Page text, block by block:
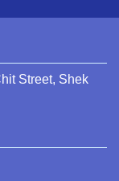
Street, Shek